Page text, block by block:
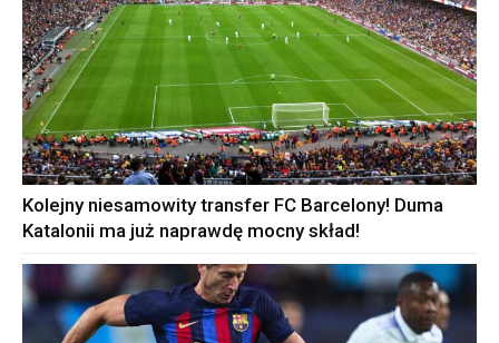
Kolejny niesamowity transfer FC Barcelony! Duma
Katalonii ma już naprawdę mocny skład!